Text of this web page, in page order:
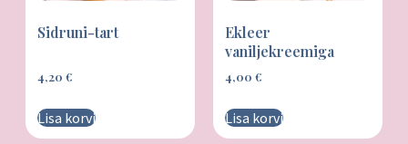
Sidruni-tart
4,20 €
Lisa korvi
Ekleer
vaniljekreemiga
4,00 €
Lisa korvi